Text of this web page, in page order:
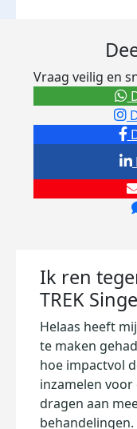
Vraag veilig en
Ik ren
TREK
Helaas heeft
te maken
hoe impactvol
inzamelen
dragen aan